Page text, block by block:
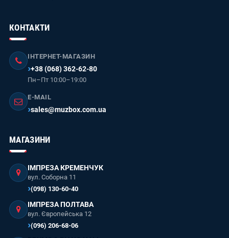
КОНТАКТИ
ІНТЕРНЕТ-МАГАЗИН
+38 (068) 362-62-80
Пн–Пт 10:00–19:00
E-MAIL
sales@muzbox.com.ua
МАГАЗИНИ
ІМПРЕЗА КРЕМЕНЧУК
вул. Соборна 11
(098) 130-60-40
ІМПРЕЗА ПОЛТАВА
вул. Європейська 12
(096) 206-68-06